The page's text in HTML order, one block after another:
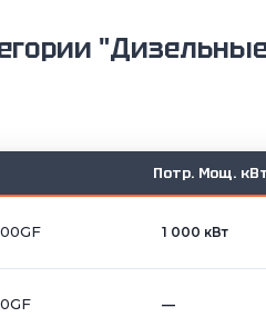
Потр. Мощ.
1 000 кВт
—